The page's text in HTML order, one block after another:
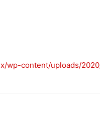
wp-content/uploads/